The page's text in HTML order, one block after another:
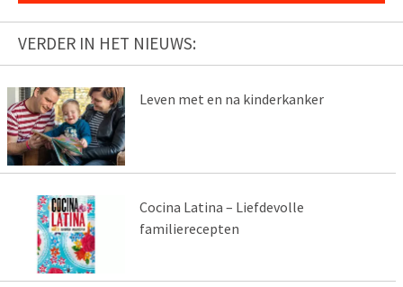
VERDER IN HET NIEUWS:
Leven met en na kinderkanker
Cocina Latina – Liefdevolle
familierecepten